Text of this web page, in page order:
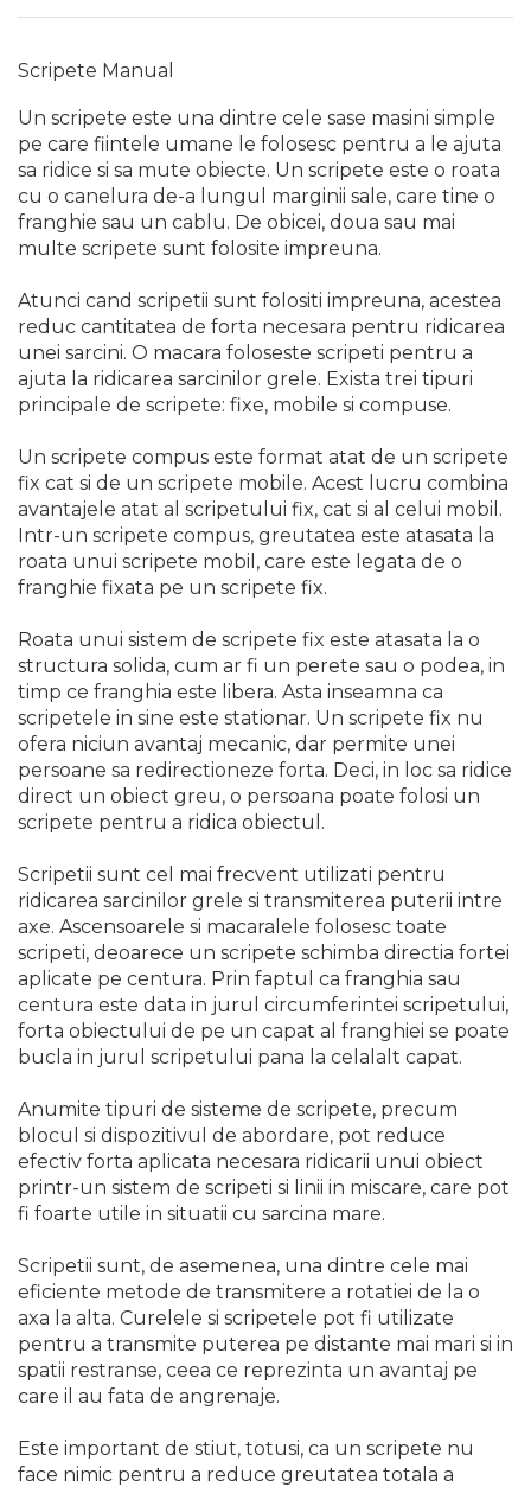
Pat Mobil Auto
Cric Hidraulic
Set / trusa chei tubulare
Chei Tubulare
Multimetru Digital
Bara Tractare Auto
(combustibil)
Presa Hidraulica Tinichigerie
Set Pentru Demontat Piulite
& Suruburi
Extractor Rulmenti
Presa Hidraulica Ondulare
Cabluri
Pompa transfer lichide
Pompa Aer
Ulei Hidraulic
Troliu
Palan
Cheie & Adaptor
Dinamometric
Carucior Scule
Auto
Stetoscop Auto
Tester Compresie Auto
Truse reparatii anvelope
Dispozitiv Aerisire &
Schimbare Lichid Frana
Elastice
Intretinere & Cosmetica
auto
Scule pentru coloana de
Scule de Mana
Surubelnite
Scule Tamplarie
Truse Scule
Scripete Manual
Un scripete este una dintre cele sase masini simple
pe care fiintele umane le folosesc pentru a le ajuta
sa ridice si sa mute obiecte. Un scripete este o roata
cu o canelura de-a lungul marginii sale, care tine o
franghie sau un cablu. De obicei, doua sau mai
multe scripete sunt folosite impreuna.
Atunci cand scripetii sunt folositi impreuna, acestea
reduc cantitatea de forta necesara pentru ridicarea
unei sarcini. O macara foloseste scripeti pentru a
ajuta la ridicarea sarcinilor grele. Exista trei tipuri
principale de scripete: fixe, mobile si compuse.
Un scripete compus este format atat de un scripete
fix cat si de un scripete mobile. Acest lucru combina
avantajele atat al scripetului fix, cat si al celui mobil.
Intr-un scripete compus, greutatea este atasata la
roata unui scripete mobil, care este legata de o
franghie fixata pe un scripete fix.
Roata unui sistem de scripete fix este atasata la o
structura solida, cum ar fi un perete sau o podea, in
timp ce franghia este libera. Asta inseamna ca
scripetele in sine este stationar. Un scripete fix ​​nu
ofera niciun avantaj mecanic, dar permite unei
persoane sa redirectioneze forta. Deci, in loc sa ridice
direct un obiect greu, o persoana poate folosi un
scripete pentru a ridica obiectul.
Scripetii sunt cel mai frecvent utilizati pentru
ridicarea sarcinilor grele si transmiterea puterii intre
axe. Ascensoarele si macaralele folosesc toate
scripeti, deoarece un scripete schimba directia fortei
aplicate pe centura. Prin faptul ca franghia sau
centura este data in jurul circumferintei scripetului,
forta obiectului de pe un capat al franghiei se poate
bucla in jurul scripetului pana la celalalt capat.
Anumite tipuri de sisteme de scripete, precum
blocul si dispozitivul de abordare, pot reduce
efectiv forta aplicata necesara ridicarii unui obiect
printr-un sistem de scripeti si linii in miscare, care pot
fi foarte utile in situatii cu sarcina mare.
Scripetii sunt, de asemenea, una dintre cele mai
eficiente metode de transmitere a rotatiei de la o
axa la alta. Curelele si scripetele pot fi utilizate
pentru a transmite puterea pe distante mai mari si in
spatii restranse, ceea ce reprezinta un avantaj pe
care il au fata de angrenaje.
Este important de stiut, totusi, ca un scripete nu
face nimic pentru a reduce greutatea totala a